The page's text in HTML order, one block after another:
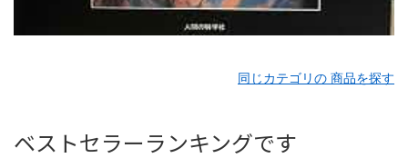
同じカテゴリの 商品を探す
ベストセラーランキングです